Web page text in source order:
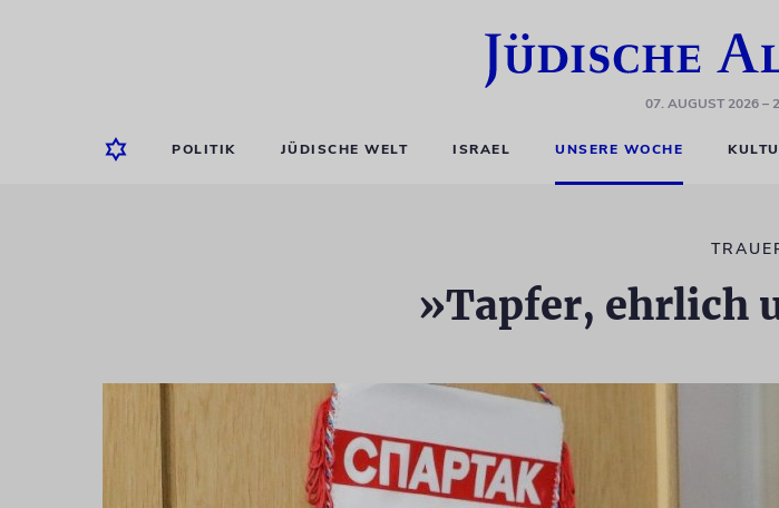
07. AUGUST 2026–
POLITIK JÜDISCHE WELT ISRAEL UNSERE WOCHE
»Tapfer, ehrlich